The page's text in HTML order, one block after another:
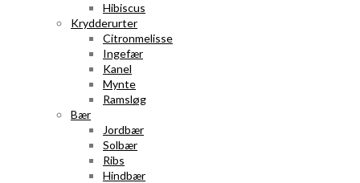
Hibiscus
Krydderurter
Citronmelisse
Ingefær
Kanel
Mynte
Ramsløg
Bær
Jordbær
Solbær
Ribs
Hindbær